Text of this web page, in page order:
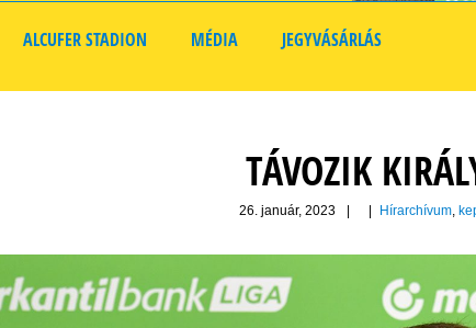
ALCUFER STADION MÉDIA JEGYVÁSÁRLÁS
TÁVOZIK
26. január, 2023 Hírarchívum,